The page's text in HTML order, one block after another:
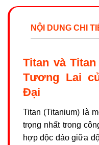
NỘI DUNG CHI
Titan và
Tương Lai
Đại
Titan (Titanium) là
trọng nhất trong
hợp độc đáo giữa